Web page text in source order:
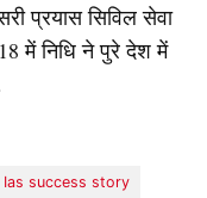
प्रयास सिविल सेवा
में निधि ने पुरे देश में
Ias success story